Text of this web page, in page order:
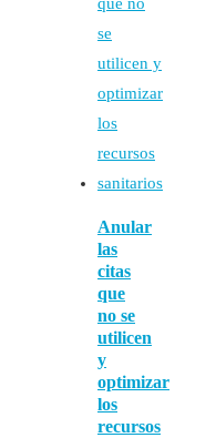
Anular
las
citas
que
no se
utilicen
y
optimizar
los
recursos